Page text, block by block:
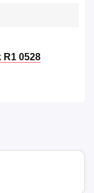
R1 0528